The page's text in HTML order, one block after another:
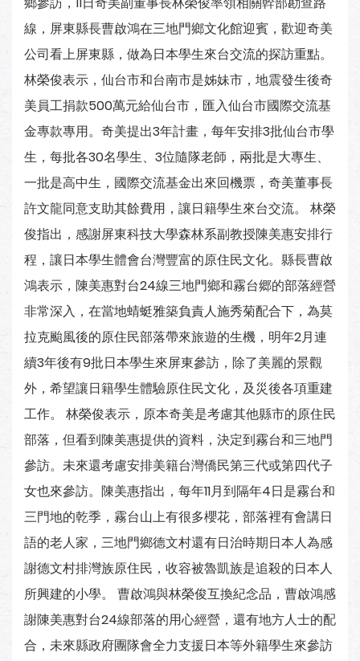
線，屏東縣長曹啟鴻在三地門鄉文化館迎賓，歡迎奇美
公司看上屏東縣，做為日本學生來台交流的探訪重點。
林榮俊表示，仙台市和台南市是姊妹市，地震發生後奇
美員工捐款500萬元給仙台市，匯入仙台市國際交流基
金專款專用。奇美提出3年計畫，每年安排3批仙台市學
生，每批各30名學生、3位隨隊老師，兩批是大專生、
一批是高中生，國際交流基金出來回機票，奇美董事長
許文龍同意支助其餘費用，讓日籍學生來台交流。 林榮
俊指出，感謝屏東科技大學森林系副教授陳美惠安排行
程，讓日本學生體會台灣豐富的原住民文化。縣長曹啟
鴻表示，陳美惠對台24線三地門鄉和霧台郷的部落經營
非常深入，在當地蜻蜓雅築負責人施秀菊配合下，為莫
拉克颱風後的原住民部落帶來旅遊的生機，明年2月連
續3年後有9批日本學生來屏東參訪，除了美麗的景觀
外，希望讓日籍學生體驗原住民文化，及災後各項重建
工作。 林榮俊表示，原本奇美是考慮其他縣市的原住民
部落，但看到陳美惠提供的資料，決定到霧台和三地門
參訪。未來還考慮安排美籍台灣僑民第三代或第四代子
女也來參訪。陳美惠指出，每年11月到隔年4日是霧台和
三門地的乾季，霧台山上有很多櫻花，部落裡有會講日
語的老人家，三地門鄉德文村還有日治時期日本人為感
謝德文村排灣族原住民，收容被魯凱族是追殺的日本人
所興建的小學。 曹啟鴻與林榮俊互換紀念品，曹啟鴻感
謝陳美惠對台24線部落的用心經營，還有地方人士的配
合，未來縣政府團隊會全力支援日本等外籍學生來參訪